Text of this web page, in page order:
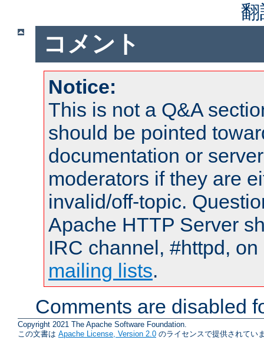
コメント
Notice:
This is not a Q&A
should be pointed
documentation or
moderators if they are
invalid/off-topic.
Apache HTTP Server
IRC channel, #httpd,
mailing lists.
Comments are disabled
Copyright 2021 The Apache Software Foundation.
この文書は Apache License, Version 2.0 のライセンスで提供されてい